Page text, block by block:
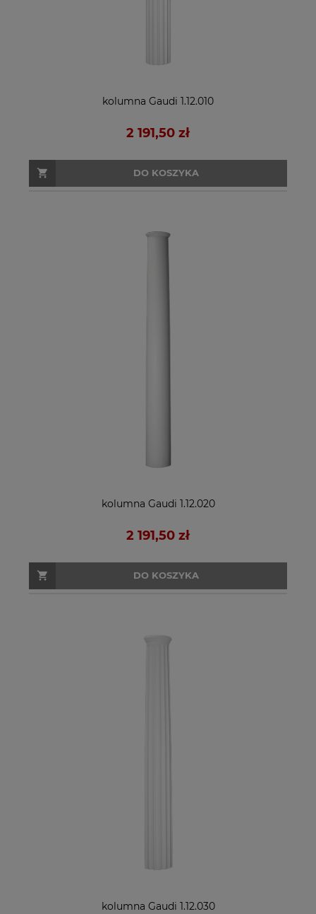
kolumna Gaudi 1.12.010
2 191,50 zł
DO KOSZYKA
kolumna Gaudi 1.12.020
2 191,50 zł
DO KOSZYKA
kolumna Gaudi 1.12.030